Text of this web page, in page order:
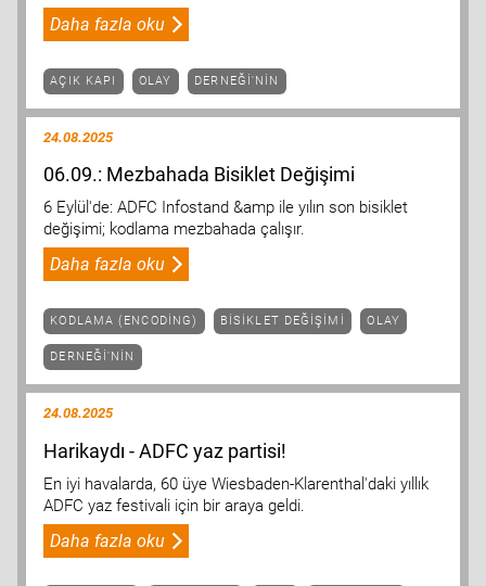
Daha fazla oku
AÇIK KAPI OLAY DERNEĞI'NIN
24.08.2025
06.09.: Mezbahada Bisiklet Değişimi
6 Eylül'de: ADFC Infostand &amp ile yılın son bisiklet
değişimi; kodlama mezbahada çalışır.
Daha fazla oku
KODLAMA (ENCODING) BISIKLET DEĞIŞIMI OLAY
DERNEĞI'NIN
24.08.2025
Harikaydı - ADFC yaz partisi!
En iyi havalarda, 60 üye Wiesbaden-Klarenthal'daki yıllık
ADFC yaz festivali için bir araya geldi.
Daha fazla oku